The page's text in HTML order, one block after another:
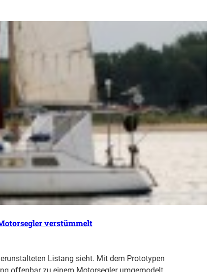
verstümmelt
Listang sieht. Mit dem Prototypen